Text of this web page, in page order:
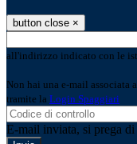
button close ×
all'indirizzo indicato con le
Non hai una e-mail associata
tramite la Login Spaggiari
E-mail inviata, si prega